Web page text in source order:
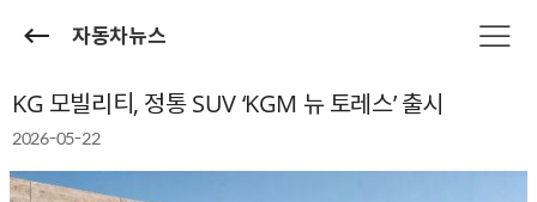
자동차뉴스
KG 모빌리티, 정통 SUV ‘KGM 뉴 토레스’ 출시
2026-05-22